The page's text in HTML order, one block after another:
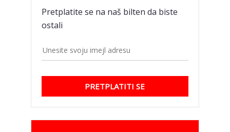
Pretplatite se na naš bilten da biste
ostali
PRETPLATITI SE